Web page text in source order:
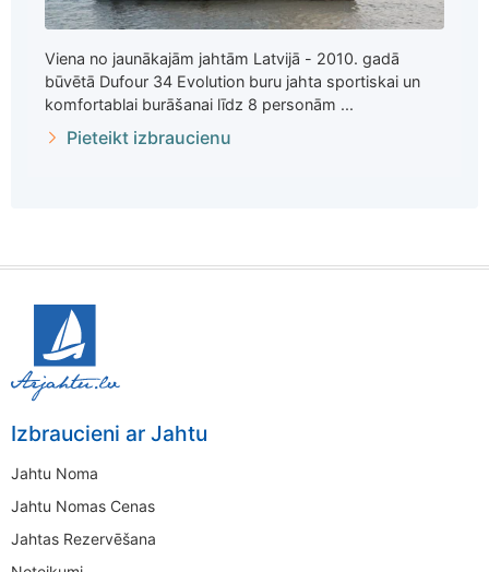
Viena no jaunākajām jahtām Latvijā - 2010. gadā
būvētā Dufour 34 Evolution buru jahta sportiskai un
komfortablai burāšanai līdz 8 personām ...
Pieteikt izbraucienu
Izbraucieni ar Jahtu
Jahtu Noma
Jahtu Nomas Cenas
Jahtas Rezervēšana